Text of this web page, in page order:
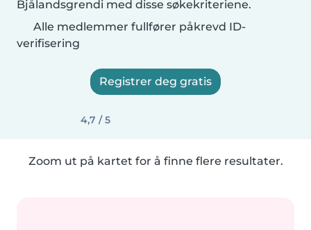
Bjålandsgrendi med disse søkekriteriene.
Alle medlemmer fullfører påkrevd ID-
verifisering
Registrer deg gratis
4,7 / 5
Zoom ut på kartet for å finne flere resultater.